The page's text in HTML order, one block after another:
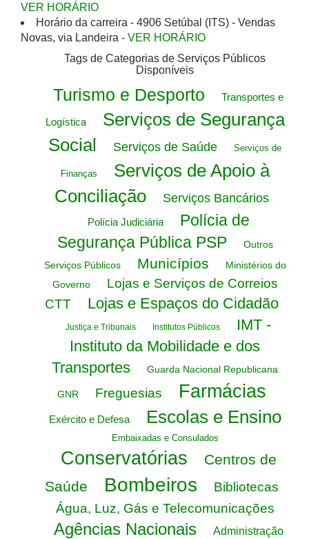
VER HORÁRIO
Horário da carreira - 4906 Setúbal (ITS) - Vendas
Novas, via Landeira - VER HORÁRIO
Tags de Categorias de Serviços Públicos
Disponíveis
Turismo e Desporto Transportes e
Logística
Serviços de Segurança
Social
Serviços de Saúde Serviços de
Finanças
Serviços de Apoio à
Conciliação
Serviços Bancários
Polícia Judiciária
Polícia de
Segurança Pública PSP
Outros
Serviços Públicos
Municípios
Ministérios do
Governo
Lojas e Serviços de Correios
CTT
Lojas e Espaços do Cidadão
Justiça e Tribunais Institutos Públicos
IMT -
Instituto da Mobilidade e dos
Transportes
Guarda Nacional Republicana
GNR Freguesias Farmácias
Exército e Defesa Escolas e Ensino
Embaixadas e Consulados
Conservatórias
Centros de
Saúde
Bombeiros
Bibliotecas
Água, Luz, Gás e Telecomunicações
Agências Nacionais Administração